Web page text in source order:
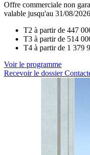
Offre commerciale non
valable jusqu'au 31/08/
T2 à partir de 447
T3 à partir de 514
T4 à partir de 1 379
Voir le programme
Recevoir le dossier